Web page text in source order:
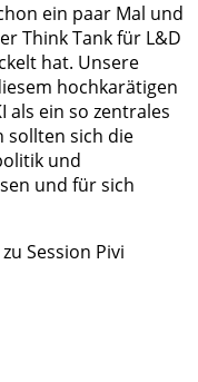
ein paar Mal und
Think Tank für L&D
hat. Unsere
hochkarätigen
als ein so zentrales
sollten sich die
und
und für sich